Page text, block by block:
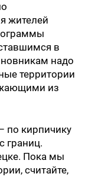
жителей
в
надо
территории
из
по кирпичику
границ.
Пока мы
считайте,